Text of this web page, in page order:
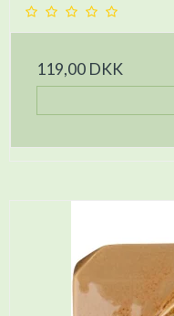
119,00 DKK